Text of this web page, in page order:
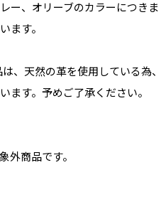
ー、オリーブのカラーにつき
ます。
、天然の革を使用している為
ます。予めご了承ください。
外商品です。